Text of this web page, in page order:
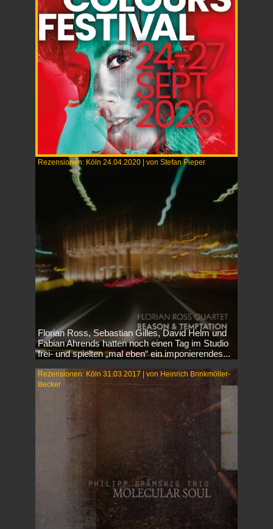
Rezensionen: Köln 24.04.2020 | von Stefan Pieper
Florian Ross, Sebastian Gilles, David Helm und
Fabian Ahrends hatten noch einen Tag im Studio
frei- und spielten „mal eben“ ein imponierendes...
Rezensionen: Köln 31.03.2017 | von Heinrich Brinkmöller-
Becker